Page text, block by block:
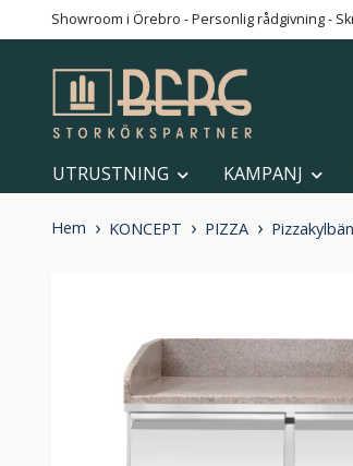
Showroom i Örebro - Personlig rådgivning -
UTRUSTNING KAMPANJ
Hem KONCEPT PIZZA